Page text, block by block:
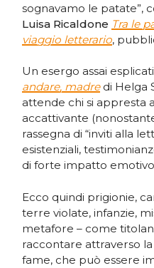
sognavamo le patate”,
Luisa Ricaldone Tra le
viaggio letterario,
Un esergo assai
andare, madredi Helga
attende chi si appresta
accattivante
rassegna di “inviti alla
esistenziali,
di forte impatto
Ecco quindi prigionie,
terre violate, infanzie,
metafore – come
raccontare attraverso
fame, che può essere